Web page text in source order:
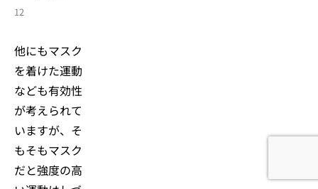
12
他にもマスク
を着けた運動
なども有効性
が考えられて
いますが、そ
もそもマスク
だと強度の高